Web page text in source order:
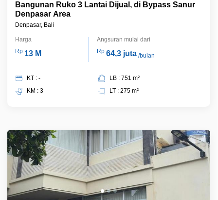
Bangunan Ruko 3 Lantai Dijual, di Bypass Sanur
Denpasar Area
Denpasar, Bali
Harga
Rp 13 M
Angsuran mulai dari
Rp 64,3 juta/bulan
KT : -
KM : 3
LB : 751 m²
LT : 275 m²